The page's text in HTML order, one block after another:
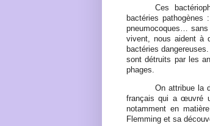
Ces
bactéries pathogènes
pneumocoques… sans
vivent, nous aident à
bactéries
sont détruits par les
phages.
On attribue la
français qui a œuvré
notamment en
Flemming et sa